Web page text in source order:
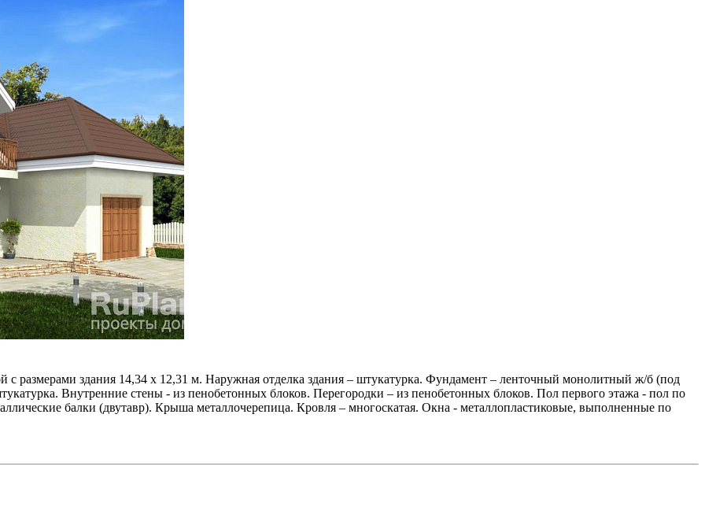
с размерами здания 14,34 x 12,31 м. Наружная отделка здания – штукатурка. Фундамент – ленточный монолитный ж/б (под
Внутренние стены - из пенобетонных блоков. Перегородки – из пенобетонных блоков. Пол первого этажа - пол по
балки (двутавр). Крыша металлочерепица. Кровля – многоскатая. Окна - металлопластиковые, выполненные по